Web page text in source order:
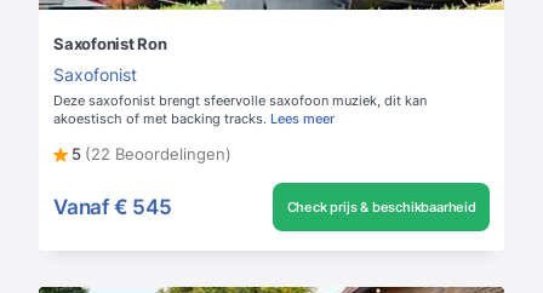
Saxofonist Ron
Saxofonist
Deze saxofonist brengt sfeervolle saxofoon muziek, dit kan
akoestisch of met backing tracks. Lees meer
5 (22 Beoordelingen)
Vanaf € 545 Check prijs & beschikbaarheid